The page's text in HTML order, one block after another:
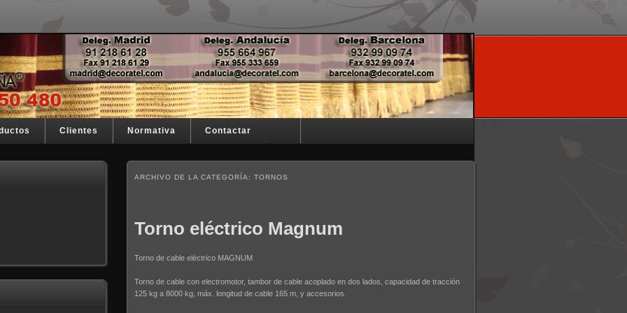
razón de ser
Clientes Normativa Contactar
ARCHIVO DE LA CATEGORÍA: TORNOS
Torno eléctrico Magnum
Torno de cable eléctrico MAGNUM
Torno de cable con electromotor, tambor de cable acoplado en dos lados, capacidad de tracción
125 kg a 8000 kg, máx. longitud de cable 165 m, y accesorios.